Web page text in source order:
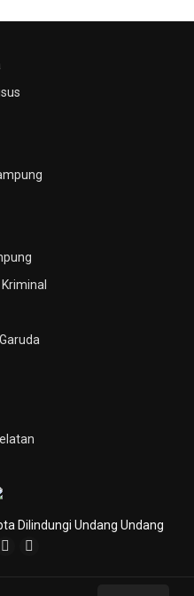
Dilindungi Undang Undang